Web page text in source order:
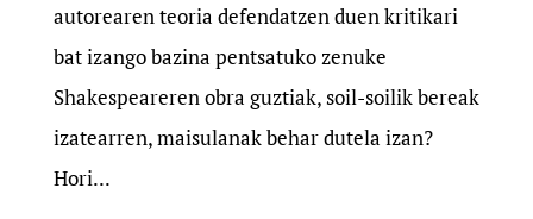
autorearen teoria defendatzen duen kritikari
bat izango bazina pentsatuko zenuke
Shakespeareren obra guztiak, soil-soilik bereak
izatearren, maisulanak behar dutela izan?
Hori...